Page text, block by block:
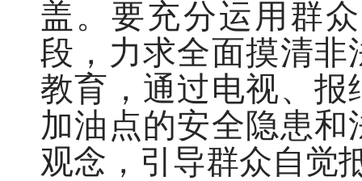
盖。要充分运用群
段，力求全面摸清
教育，通过电视、
加油点的安全隐患
观念，引导群众自觉